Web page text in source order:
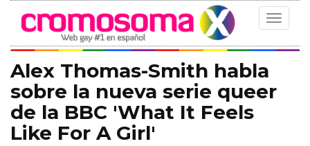
Toggle
Alex Thomas-Smith habla
sobre la nueva serie queer
de la BBC 'What It Feels
Like For A Girl'